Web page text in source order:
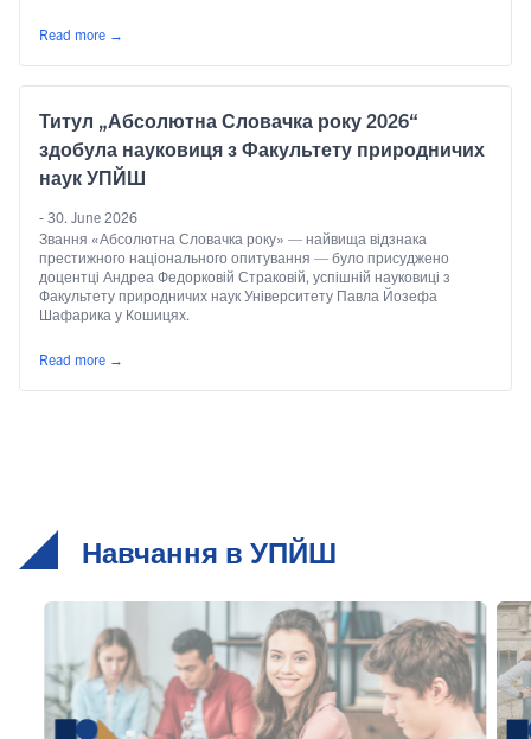
словацьких університетів, посадовців закладів охорони здоров’я,
представників судової влади, прокуратури та юридичної спільноти,
керівників інститутів і кафедр, інших …Continued
Read more →
Титул „Абсолютна Словачка року 2026“
здобула науковиця з Факультету природничих
наук УПЙШ
- 30. June 2026
Звання «Абсолютна Словачка року» — найвища відзнака
престижного національного опитування — було присуджено
доцентці Андреа Федорковій Страковій, успішній науковиці з
Факультету природничих наук Університету Павла Йозефа
Шафарика у Кошицях.
Read more →
Навчання в УПЙШ